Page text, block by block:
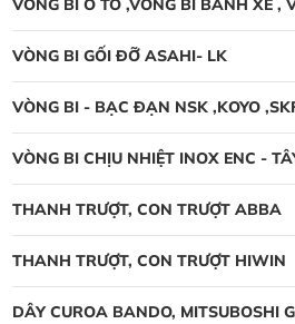
VÒNG BI Ô TÔ ,VÒNG BI BÁNH XE ,
VÒNG BI GỐI ĐỠ ASAHI- LK
VÒNG BI - BẠC ĐẠN NSK ,KOYO
VÒNG BI CHỊU NHIỆT INOX ENC -
THANH TRƯỢT, CON TRƯỢT ABBA
THANH TRƯỢT, CON TRƯỢT HIWIN
DÂY CUROA BANDO, MITSUBOSHI